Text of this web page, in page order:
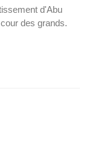
d'Abu
des grands.